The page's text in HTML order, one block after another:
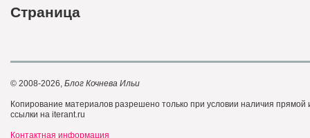
Страница
© 2008-2026, Блог Кочнева Ильи
Копирование материалов разрешено только при условии наличия прямой
ссылки на iterant.ru
Контактная информация